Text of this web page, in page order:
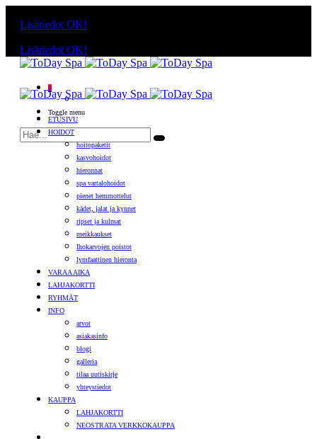
Lisätiedot OK!
Lisätiedot OK!
0
Toggle menu
ETUSIVU
HOIDOT
hoitopaketit
kasvohoidot
hieronnat
spa vartalohoidot
pienet hemmottelut
kädet, jalat ja kynnet
ripset ja kulmat
meikkaukset
Ihokarvojen poistot
lymfaattinen hieronta
VARAA AIKA
LAHJAKORTTI
RYHMÄT
INFO
arvot
asiakasinfo
blogi
galleria
tilaa uutiskirje
yhteystiedot
KAUPPA
LAHJAKORTTI
NEOSTRATA VERKKOKAUPPA